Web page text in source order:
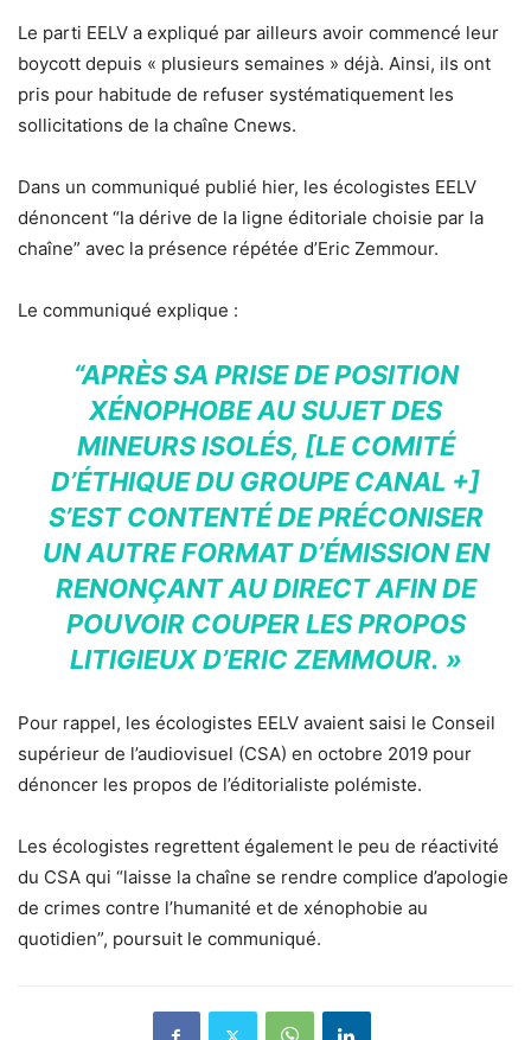
Le parti EELV a expliqué par ailleurs avoir commencé leur
boycott depuis « plusieurs semaines » déjà. Ainsi, ils ont
pris pour habitude de refuser systématiquement les
sollicitations de la chaîne Cnews.
Dans un communiqué publié hier, les écologistes EELV
dénoncent “la dérive de la ligne éditoriale choisie par la
chaîne” avec la présence répétée d’Eric Zemmour.
Le communiqué explique :
“APRÈS SA PRISE DE POSITION
XÉNOPHOBE AU SUJET DES
MINEURS ISOLÉS, [LE COMITÉ
D’ÉTHIQUE DU GROUPE CANAL +]
S’EST CONTENTÉ DE PRÉCONISER
UN AUTRE FORMAT D’ÉMISSION EN
RENONÇANT AU DIRECT AFIN DE
POUVOIR COUPER LES PROPOS
LITIGIEUX D’ERIC ZEMMOUR. »
Pour rappel, les écologistes EELV avaient saisi le Conseil
supérieur de l’audiovisuel (CSA) en octobre 2019 pour
dénoncer les propos de l’éditorialiste polémiste.
Les écologistes regrettent également le peu de réactivité
du CSA qui “laisse la chaîne se rendre complice d’apologie
de crimes contre l’humanité et de xénophobie au
quotidien”, poursuit le communiqué.